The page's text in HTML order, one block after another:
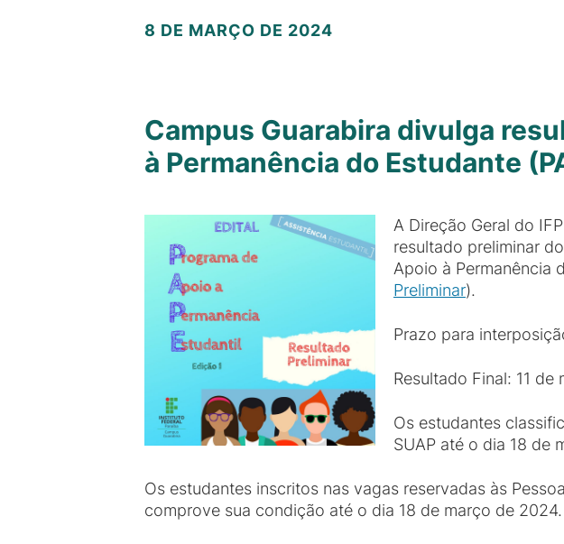
8 DE MARÇO DE 2024
Campus Guarabira divulga
à Permanência do Estudante
A Direção Geral do
resultado preliminar
Apoio à Permanência
Preliminar).
Prazo para
Resultado Final: 11
Os estudantes
SUAP até o dia 18 de
Os estudantes inscritos nas vagas reservadas às
comprove sua condição até o dia 18 de março de 2024.